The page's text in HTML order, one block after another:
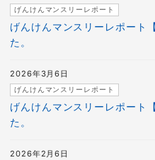
げんけんマンスリーレポー
た。
げんけんマンスリーレポート
げんけんマンスリーレポー
た。
げんけんマンスリーレポート
2026年3月6日
2026年2月6日